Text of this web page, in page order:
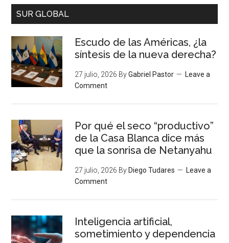
SUR GLOBAL
Escudo de las Américas, ¿la
síntesis de la nueva derecha?
27 julio, 2026 ByGabriel Pastor
Leave a
Comment
Por qué el seco “productivo”
de la Casa Blanca dice más
que la sonrisa de Netanyahu
27 julio, 2026 By Diego Tudares
Leave a
Comment
Inteligencia artificial,
sometimiento y dependencia